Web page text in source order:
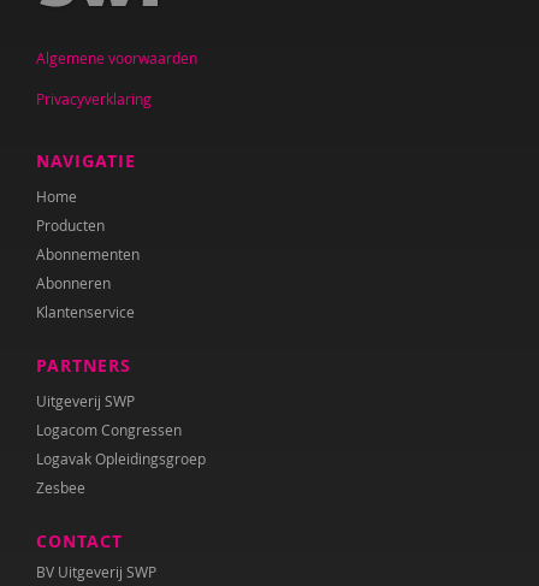
Algemene voorwaarden
Privacyverklaring
NAVIGATIE
Home
Producten
Abonnementen
Abonneren
Klantenservice
PARTNERS
Uitgeverij SWP
Logacom Congressen
Logavak Opleidingsgroep
Zesbee
CONTACT
BV Uitgeverij SWP